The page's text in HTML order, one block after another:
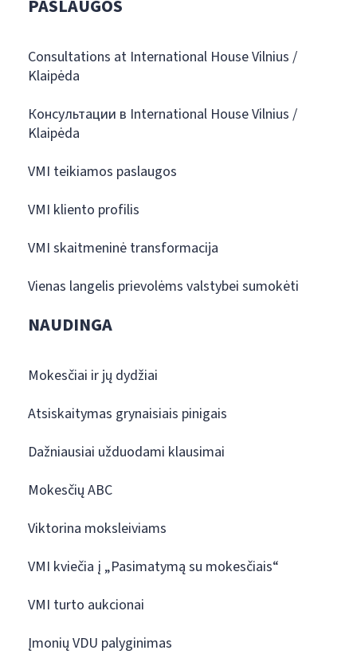
PASLAUGOS
Consultations at International House Vilnius /
Klaipėda
Консультации в International House Vilnius /
Klaipėda
VMI teikiamos paslaugos
VMI kliento profilis
VMI skaitmeninė transformacija
Vienas langelis prievolėms valstybei sumokėti
NAUDINGA
Mokesčiai ir jų dydžiai
Atsiskaitymas grynaisiais pinigais
Dažniausiai užduodami klausimai
Mokesčių ABC
Viktorina moksleiviams
VMI kviečia į „Pasimatymą su mokesčiais“
VMI turto aukcionai
Įmonių VDU palyginimas